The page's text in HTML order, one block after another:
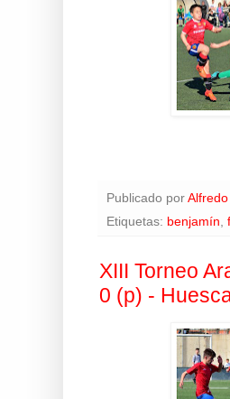
Publicado por
Etiquetas: benjamín,
XIII Torneo
0 (p) -